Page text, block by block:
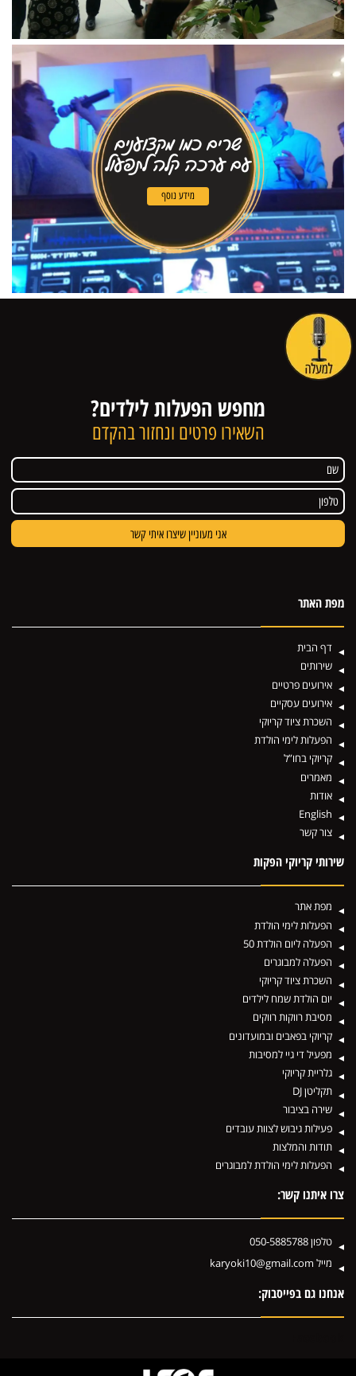
שרים כמו מקצוענים
עם ערכה קלה לתפעול
מידע נוסף
מחפש הפעלות לילדים?
השאירו פרטים ונחזור בהקדם
מפת האתר
דף הבית
שירותים
אירועים פרטיים
אירועים עסקיים
השכרת ציוד קריוקי
הפעלות לימי הולדת
קריוקי בחו”ל
מאמרים
אודות
English
צור קשר
שירותי קריוקי הפקות
מפת אתר
הפעלות לימי הולדת
הפעלה ליום הולדת 50
הפעלה למבוגרים
השכרת ציוד קריוקי
יום הולדת שמח לילדים
מסיבת רווקות רווקים
קריוקי בפאבים ובמועדונים
מפעיל די גיי למסיבות
גלריית קריוקי
תקליטן DJ
שירה בציבור
פעילות גיבוש לצוות עובדים
תודות והמלצות
הפעלות לימי הולדת למבוגרים
צרו איתנו קשר:
טלפון 050-5885788
מייל karyoki10@gmail.com
אנחנו גם בפייסבוק: